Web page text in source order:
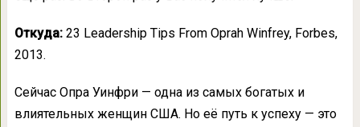
Откуда:23 Leadership Tips From Oprah Winfrey, Forbes,
2013.
Сейчас Опра Уинфри — одна из самых богатых и
влиятельных женщин США. Но её путь к успеху — это